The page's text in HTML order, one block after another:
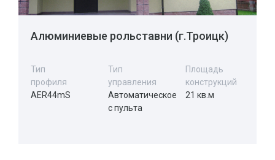
Алюминиевые рольставни (г.Троицк)
Тип
профиля
Тип
управления
Площадь
конструкций
AER44mS
Автоматическое
с пульта
21 кв.м